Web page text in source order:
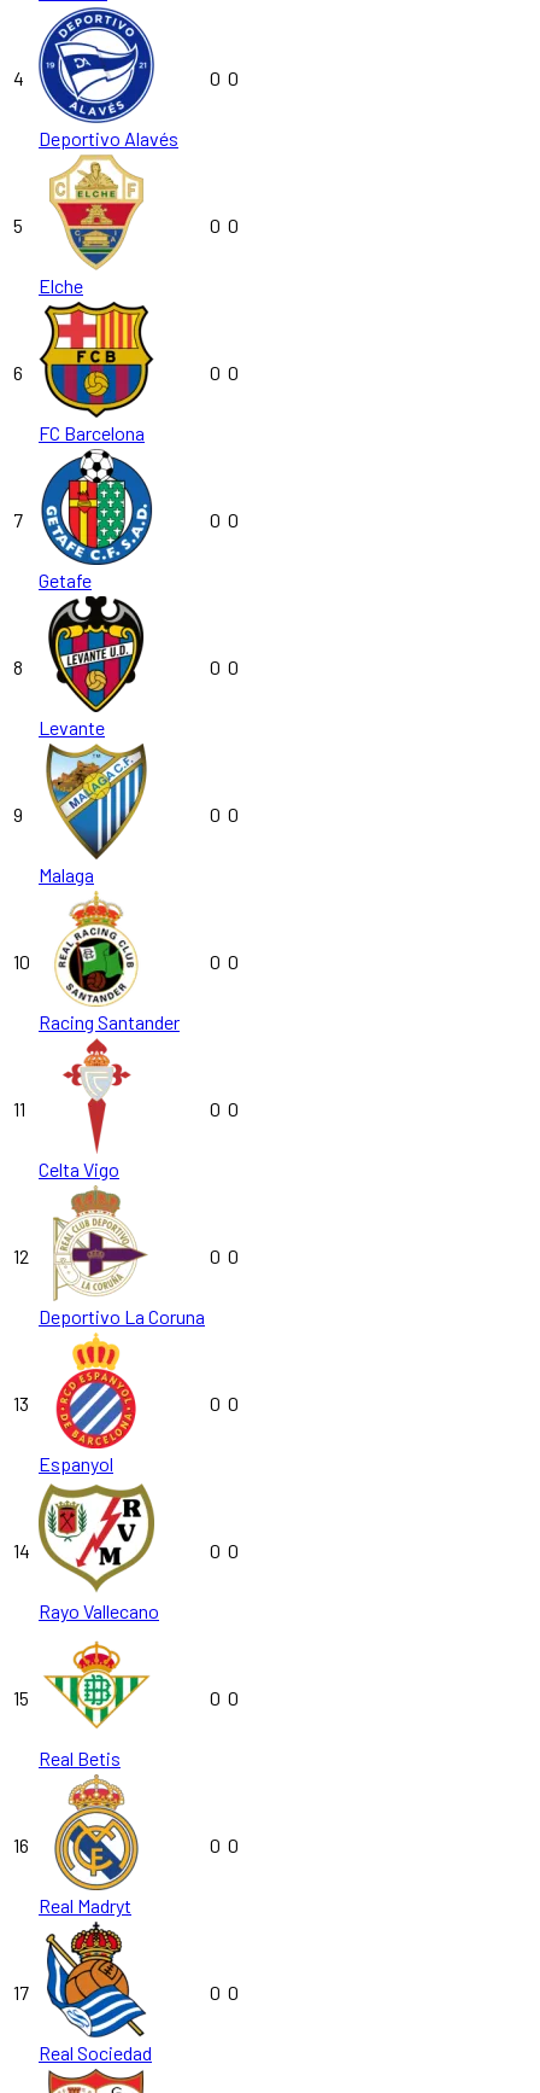
4
Deportivo Alavés
0 0
5
Elche
0 0
6
FC Barcelona
0 0
7
Getafe
0 0
8
Levante
0 0
9
Malaga
0 0
10
Racing Santander
0 0
11
Celta Vigo
0 0
12
Deportivo La Coruna
0 0
13
Espanyol
0 0
14
Rayo Vallecano
0 0
15
Real Betis
0 0
16
Real Madryt
0 0
17
Real Sociedad
0 0